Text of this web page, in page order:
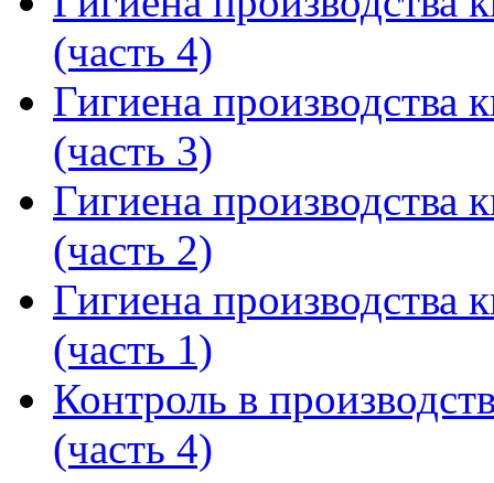
(часть 4)
Гигиена производства
(часть 3)
Гигиена производства
(часть 2)
Гигиена производства
(часть 1)
Контроль в
(часть 4)